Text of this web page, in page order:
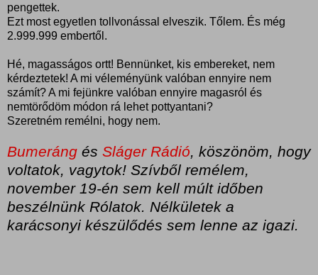
pengettek.
Ezt most egyetlen tollvonással elveszik. Tőlem. És még
2.999.999 embertől.
Hé, magasságos ortt! Bennünket, kis embereket, nem
kérdeztetek! A mi véleményünk valóban ennyire nem
számít? A mi fejünkre valóban ennyire magasról és
nemtörődöm módon rá lehet pottyantani?
Szeretném remélni, hogy nem.
Bumeráng és Sláger Rádió, köszönöm, hogy
voltatok, vagytok! Szívből remélem,
november 19-én sem kell múlt időben
beszélnünk Rólatok. Nélkületek a
karácsonyi készülődés sem lenne az igazi.